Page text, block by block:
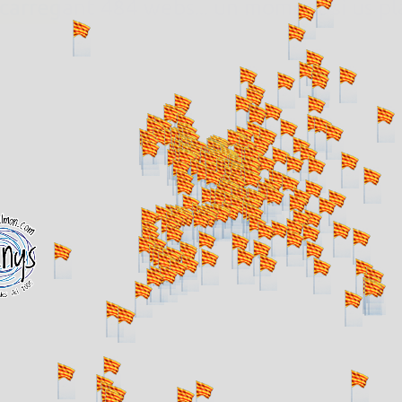
484 webs... un moment si us